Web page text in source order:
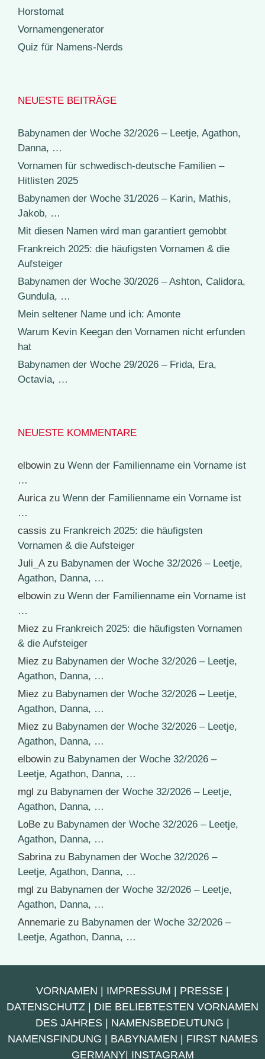
Horstomat
Vornamengenerator
Quiz für Namens-Nerds
NEUESTE BEITRÄGE
Babynamen der Woche 32/2026 – Leetje, Agathon,
Danna, …
Vornamen für schwedisch-deutsche Familien –
Hitlisten 2025
Babynamen der Woche 31/2026 – Karin, Mathis,
Jakob, …
Mit diesen Namen wird man garantiert gemobbt
Frankreich 2025: die häufigsten Vornamen & die
Aufsteiger
Babynamen der Woche 30/2026 – Ashton, Calidora,
Gundula, …
Mein seltener Name und ich: Amonte
Warum Kevin Keegan den Vornamen nicht erfunden
hat
Babynamen der Woche 29/2026 – Frida, Era,
Octavia, …
NEUESTE KOMMENTARE
elbowin zu Wenn der Familienname ein Vorname ist
…
Aurica zu Wenn der Familienname ein Vorname ist
…
cassis zu Frankreich 2025: die häufigsten
Vornamen & die Aufsteiger
Juli_Azu Babynamen der Woche 32/2026 – Leetje,
Agathon, Danna, …
elbowin zu Wenn der Familienname ein Vorname ist
…
Miez zu Frankreich 2025: die häufigsten Vornamen
& die Aufsteiger
Miez zu Babynamen der Woche 32/2026 – Leetje,
Agathon, Danna, …
Miez zu Babynamen der Woche 32/2026 – Leetje,
Agathon, Danna, …
Miez zu Babynamen der Woche 32/2026 – Leetje,
Agathon, Danna, …
elbowin zu Babynamen der Woche 32/2026 –
Leetje, Agathon, Danna, …
mgl zu Babynamen der Woche 32/2026 – Leetje,
Agathon, Danna, …
LoBe zu Babynamen der Woche 32/2026 – Leetje,
Agathon, Danna, …
Sabrina zu Babynamen der Woche 32/2026 –
Leetje, Agathon, Danna, …
mgl zu Babynamen der Woche 32/2026 – Leetje,
Agathon, Danna, …
Annemarie zu Babynamen der Woche 32/2026 –
Leetje, Agathon, Danna, …
VORNAMEN | IMPRESSUM | PRESSE |
DATENSCHUTZ | DIE BELIEBTESTEN VORNAMEN
DES JAHRES | NAMENSBEDEUTUNG |
NAMENSFINDUNG | BABYNAMEN | FIRST NAMES
GERMANY| INSTAGRAM